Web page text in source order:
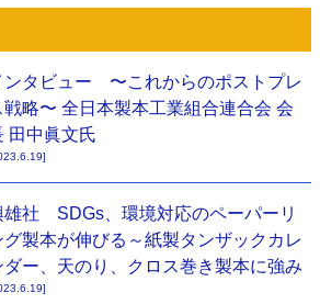
長軌道を描く
用語集 印刷機材年鑑
入申し込み
サイトポリシー
ンタビュー 〜これからのポストプレ
戦略〜 全日本製本工業組合連合会 会
田中眞文氏
雄社 SDGs、環境対応のペーパーリ
グ製本が伸びる～紙製タンザックカレ
ダー、天のり、クロス巻き製本に強み